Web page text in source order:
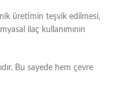
üretimin teşvik edilmesi,
ilaç kullanımının
Bu sayede hem çevre